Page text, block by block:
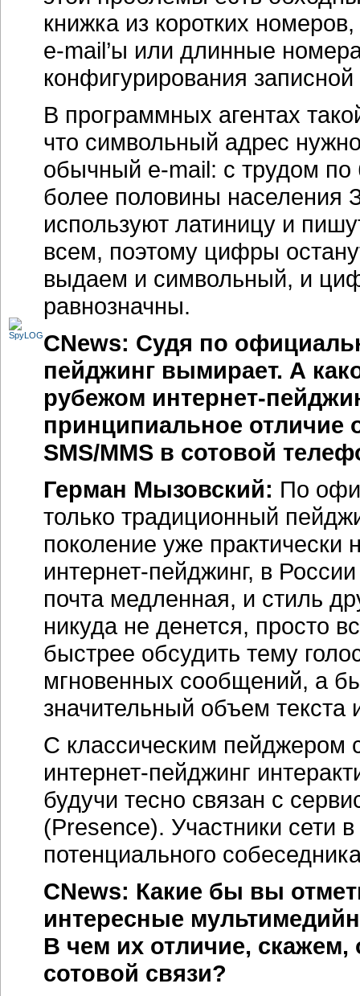
книжка из коротких
e-mail’ы или длинные
конфигурирования
В программных агентах
что символьный адрес
обычный e-mail: с трудом
более половины населения
используют латиницу и
всем, поэтому цифры
выдаем и символьный, и
равнозначны.
CNews: Судя по
пейджинг вымирает. А
рубежом интернет-
принципиальное отличие
SMS/MMS в сотовой
Герман Мызовский: По
только традиционный
поколение уже практически
интернет-пейджинг, в
почта медленная, и стиль
никуда не денется, просто
быстрее обсудить тему
мгновенных сообщений, а
значительный объем текста
С классическим пейджером
интернет-пейджинг
будучи тесно связан с
(Presence). Участники сети
потенциального
CNews: Какие бы вы
интересные
В чем их отличие, скажем,
сотовой связи?